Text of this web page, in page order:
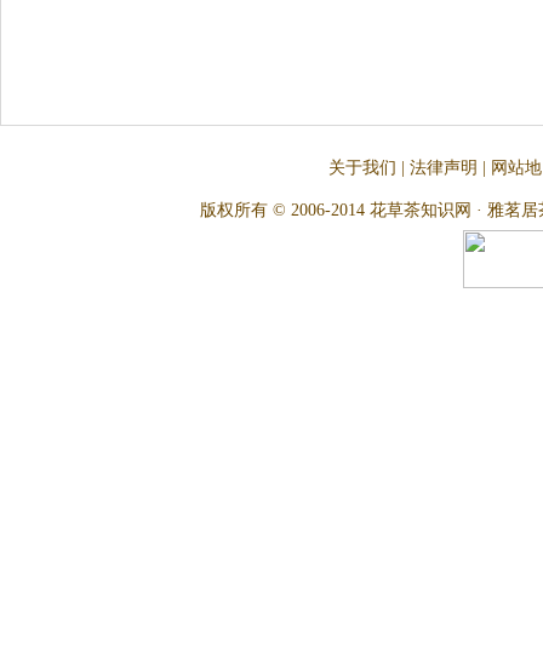
关于我们 法律声明 网站
版权所有 © 2006-2014 花草茶知识网 · 雅茗